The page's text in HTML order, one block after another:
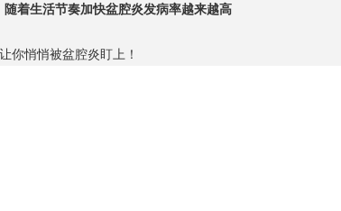
随着生活节奏加快盆腔炎发病率越来越高
悄悄被盆腔炎盯上！